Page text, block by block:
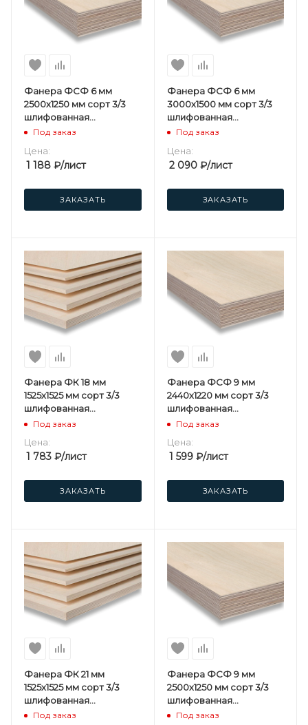
Фанера ФСФ 6 мм
2500х1250 мм сорт 3/3
шлифованная
березовая
Под заказ
Цена:
1 188 ₽/лист
ЗАКАЗАТЬ
Фанера ФСФ 6 мм
3000х1500 мм сорт 3/3
шлифованная
березовая
Под заказ
Цена:
2 090₽/лист
ЗАКАЗАТЬ
Фанера ФК 18 мм
1525х1525 мм сорт 3/3
шлифованная
березовая
Под заказ
Цена:
1 783 ₽/лист
ЗАКАЗАТЬ
Фанера ФСФ 9 мм
2440х1220 мм сорт 3/3
шлифованная
березовая
Под заказ
Цена:
1 599₽/лист
ЗАКАЗАТЬ
Фанера ФК 21 мм
1525х1525 мм сорт 3/3
шлифованная
березовая
Под заказ
Фанера ФСФ 9 мм
2500х1250 мм сорт 3/3
шлифованная
березовая
Под заказ